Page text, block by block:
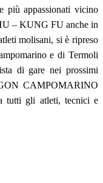
più appassionati vicino
– KUNG FU anche in
molisani, si è ripreso
e di Termoli
di gare nei prossimi
CAMPOMARINO
tutti gli atleti, tecnici e